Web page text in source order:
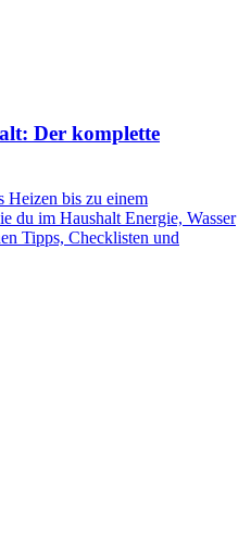
Der komplette
Heizen bis zu einem
du im Haushalt Energie, Wasser
Tipps, Checklisten und